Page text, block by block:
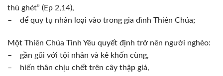
thù ghét” (Ep 2,14),
– để quy tụ nhân loại vào trong gia đình Thiên Chúa;
Một Thiên Chúa Tình Yêu quyết định trở nên người nghèo:
– gần gũi với tội nhân và kẻ khốn cùng,
– hiến thân chịu chết trên cây thập giá,